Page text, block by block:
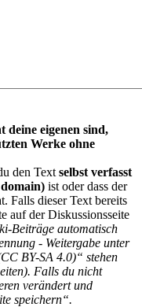
deine eigenen sind,
Werke ohne
den Text selbst verfasst
ist oder dass der
Falls dieser Text bereits
auf der Diskussionsseite
Beiträge automatisch
- Weitergabe unter
BY-SA 4.0)“ stehen
Falls du nicht
verändert und
speichern“.